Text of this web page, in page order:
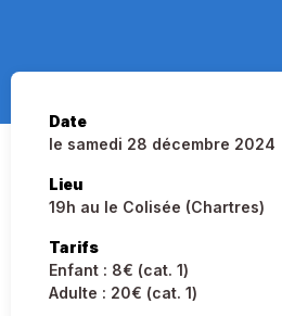
Date
le samedi 28 décembre 2024
Lieu
19h au le Colisée (Chartres)
Tarifs
Enfant : 8€ (cat. 1)
Adulte : 20€ (cat. 1)